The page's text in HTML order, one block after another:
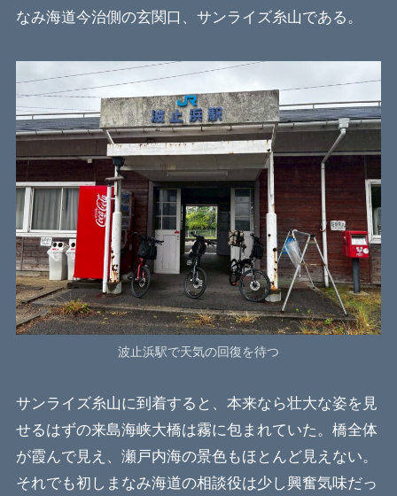
なみ海道今治側の玄関口、サンライズ糸山である。
波止浜駅で天気の回復を待つ
サンライズ糸山に到着すると、本来なら壮大な姿を見
せるはずの来島海峡大橋は霧に包まれていた。橋全体
が霞んで見え、瀬戸内海の景色もほとんど見えない。
それでも初しまなみ海道の相談役は少し興奮気味だっ